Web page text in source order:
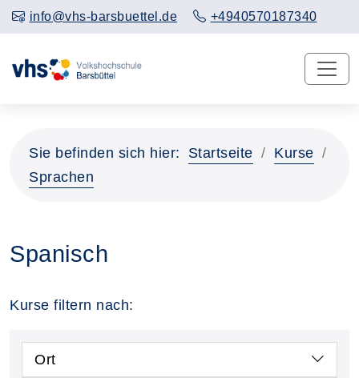
info@vhs-barsbuettel.de +4940570187340
Sie befinden sich hier: Startseite
Kurse
Sprachen
Spanisch
Kurse filtern nach:
Ort